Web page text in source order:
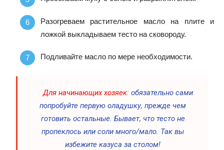
Разогреваем растительное масло на плите и
ложкой выкладываем тесто на сковороду.
Подливайте масло по мере необходимости.
Для начинающих хозяек: обязательно сами
попробуйте первую оладушку, прежде чем
готовить остальные. Бывает, что тесто не
пропеклось или соли много/мало. Так вы
избежите казуса за столом!